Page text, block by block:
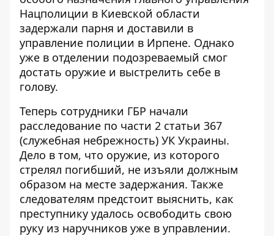
Нацполиции в Киевской области
задержали парня и доставили в
управление полиции в Ирпене. Однако
уже в отделении подозреваемый смог
достать оружие и выстрелить себе в
голову.
Теперь сотрудники ГБР начали
расследование по части 2 статьи 367
(служебная небрежность) УК Украины.
Дело в том, что оружие, из которого
стрелял погибший, не изъяли должным
образом на месте задержания. Также
следователям предстоит выяснить, как
преступнику удалось освободить свою
руку из наручников уже в управлении.